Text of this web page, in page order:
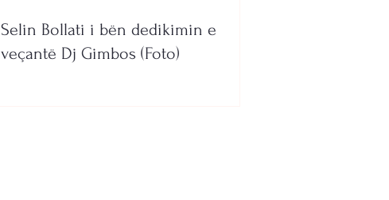
Selin Bollati i bën dedikimin e
veçantë Dj Gimbos (Foto)